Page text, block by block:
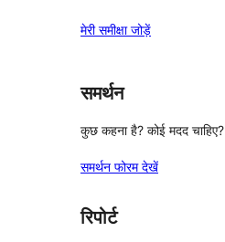
reviews
star
मेरी समीक्षा जोड़ें
समर्थन
कुछ कहना है? कोई मदद चाहिए?
समर्थन फोरम देखें
रिपोर्ट